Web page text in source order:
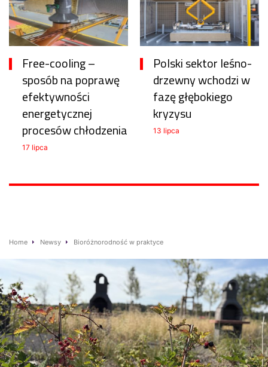
Free-cooling –
sposób na poprawę
efektywności
energetycznej
procesów chłodzenia
17 lipca
Polski sektor leśno-
drzewny wchodzi w
fazę głębokiego
kryzysu
13 lipca
Home Newsy Bioróżnorodność w praktyce